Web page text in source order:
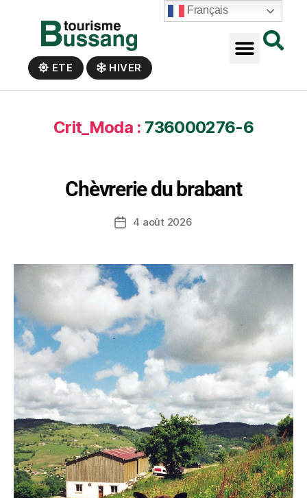
ETE HIVER
Crit_Moda : 736000276-6
Chèvrerie du brabant
4 août 2026
Français
Panneau de gestion des cookies